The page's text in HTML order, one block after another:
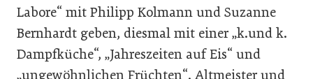
Labore“ mit Philipp Kolmann und Suzanne
Bernhardt geben, diesmal mit einer „k.und k.
Dampfküche“, „Jahreszeiten auf Eis“ und
„ungewöhnlichen Früchten“. Altmeister und